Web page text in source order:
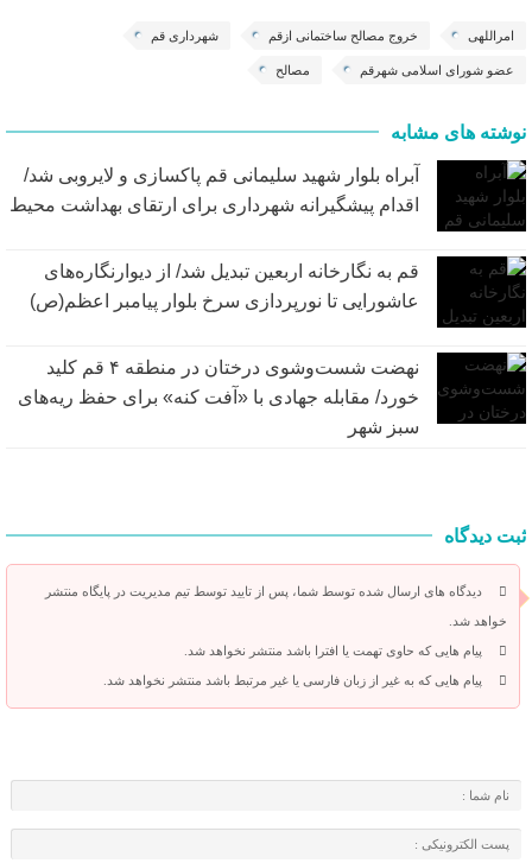
امراللهی خروج مصالح ساختمانی ازقم شهرداری قم
عضو شورای اسلامی شهرقم مصالح
نوشته های مشابه
آبراه بلوار شهید سلیمانی قم پاکسازی و لایروبی شد/
اقدام پیشگیرانه شهرداری برای ارتقای بهداشت محیط
قم به نگارخانه اربعین تبدیل شد/ از دیوارنگاره‌های
عاشورایی تا نورپردازی سرخ بلوار پیامبر اعظم(ص)
نهضت شست‌وشوی درختان در منطقه ۴ قم کلید
خورد/ مقابله جهادی با «آفت کنه» برای حفظ ریه‌های
سبز شهر
ثبت دیدگاه
دیدگاه های ارسال شده توسط شما، پس از تایید توسط تیم مدیریت در پایگاه منتشر
خواهد شد.
پیام هایی که حاوی تهمت یا افترا باشد منتشر نخواهد شد.
پیام هایی که به غیر از زبان فارسی یا غیر مرتبط باشد منتشر نخواهد شد.